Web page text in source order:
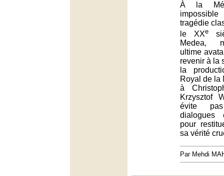
À la
tragédie
le XXe
Medea,
ultime
revenir à la
la
Royal de la
à
Krzysztof
évite
dialogues
pour
sa vérité
Par Mehdi